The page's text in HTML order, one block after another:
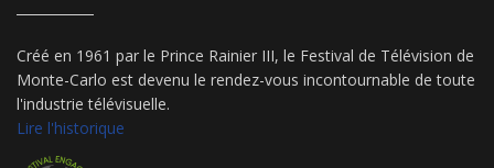
Créé en 1961 par le Prince Rainier III, le Festival de Télévision de
Monte-Carlo est devenu le rendez-vous incontournable de toute
l'industrie télévisuelle.
Lire l'historique